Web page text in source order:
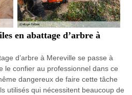
en abattage d’arbre à
d’arbre à Mereville se passe à
le confier au professionnel dans ce
dangereux de faire cette tâche
utilisés qui nécessitent beaucoup de